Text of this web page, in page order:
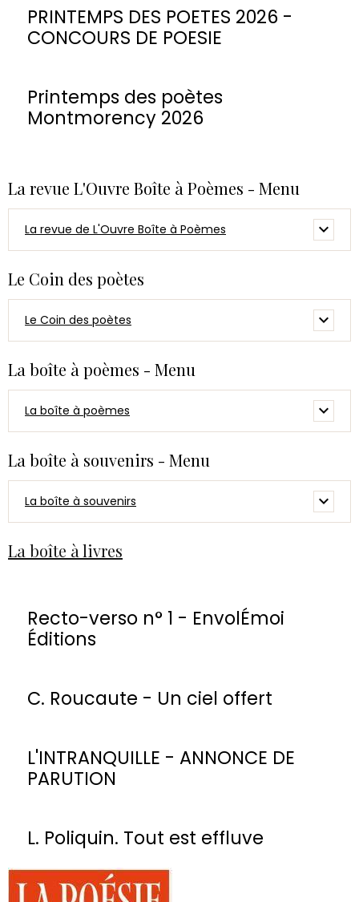
PRINTEMPS DES POETES 2026 -
CONCOURS DE POESIE
Printemps des poètes
Montmorency 2026
La revue L'Ouvre Boîte à Poèmes - Menu
La revue de L'Ouvre Boîte à Poèmes
Le Coin des poètes
Le Coin des poètes
La boîte à poèmes - Menu
La boîte à poèmes
La boîte à souvenirs - Menu
La boîte à souvenirs
La boîte à livres
Recto-verso n° 1 - EnvolÉmoi
Éditions
C. Roucaute - Un ciel offert
L'INTRANQUILLE - ANNONCE DE
PARUTION
L. Poliquin. Tout est effluve